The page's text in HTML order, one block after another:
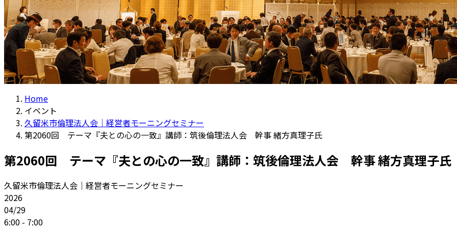
Home
イベント
久留米市倫理法人会｜経営者モーニングセミナー
第2060回 テーマ『夫との心の一致』講師：筑後倫理法人会 幹事 緒方真理子氏
第2060回 テーマ『夫との心の一致』講師：筑後倫理法人会 幹事 緒方真理子
久留米市倫理法人会｜経営者モーニングセミナー
2026
04/29
6:00 - 7:00